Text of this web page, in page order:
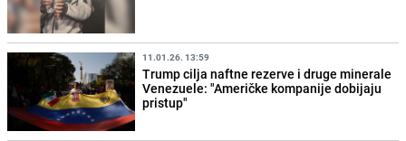
11.01.26. 13:59
Trump cilja naftne rezerve i druge minerale
Venezuele: "Američke kompanije dobijaju
pristup"